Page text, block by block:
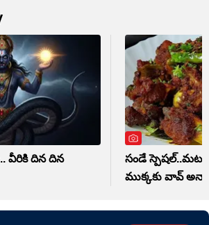
వీరికి దిన దిన
సండే స్పెషల్..మటన్
ముక్కకు వావ్